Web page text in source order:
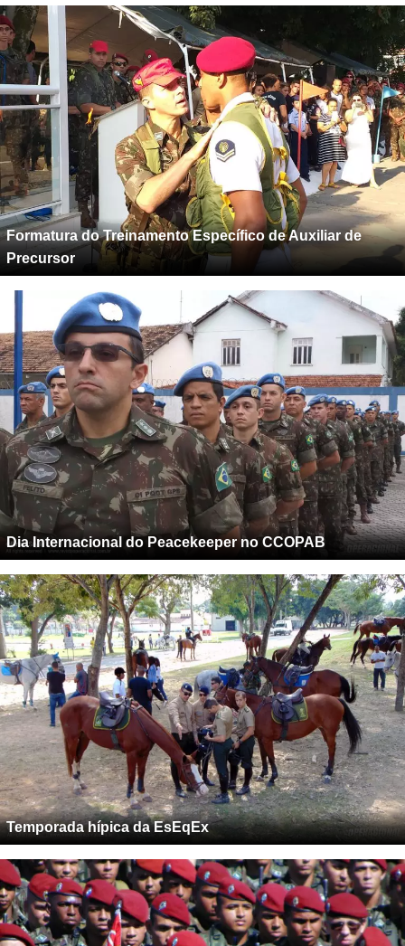
Formatura do Treinamento Específico de Auxiliar de
Precursor
Dia Internacional do Peacekeeper no CCOPAB
Temporada hípica da EsEqEx